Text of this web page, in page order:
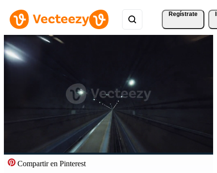
Regístrate
Compartir en Pinterest